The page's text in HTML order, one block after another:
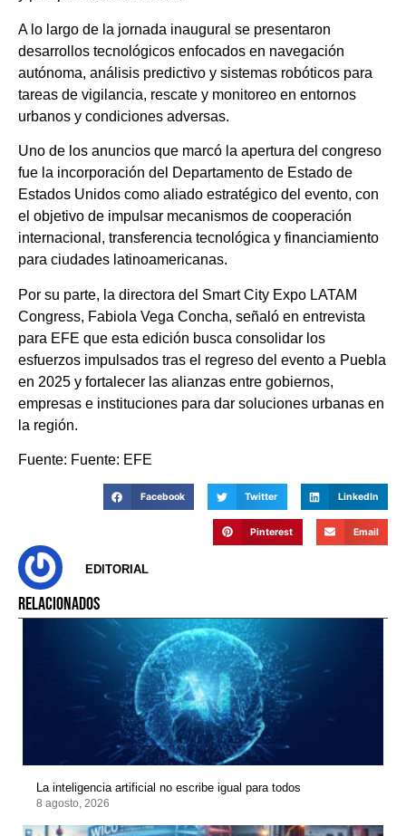
A lo largo de la jornada inaugural se presentaron
desarrollos tecnológicos enfocados en navegación
autónoma, análisis predictivo y sistemas robóticos para
tareas de vigilancia, rescate y monitoreo en entornos
urbanos y condiciones adversas.
Uno de los anuncios que marcó la apertura del congreso
fue la incorporación del Departamento de Estado de
Estados Unidos como aliado estratégico del evento, con
el objetivo de impulsar mecanismos de cooperación
internacional, transferencia tecnológica y financiamiento
para ciudades latinoamericanas.
Por su parte, la directora del Smart City Expo LATAM
Congress, Fabiola Vega Concha, señaló en entrevista
para EFE que esta edición busca consolidar los
esfuerzos impulsados tras el regreso del evento a Puebla
en 2025 y fortalecer las alianzas entre gobiernos,
empresas e instituciones para dar soluciones urbanas en
la región.
Fuente: Fuente: EFE
Facebook Twitter LinkedIn
Pinterest Email
EDITORIAL
RELACIONADOS
La inteligencia artificial no escribe igual para todos
8 agosto, 2026